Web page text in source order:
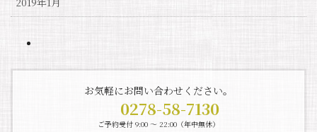
お気軽にお問い合わせください。
0278-58-7130
ご予約受付 9:00 〜 22:00（年中無休）